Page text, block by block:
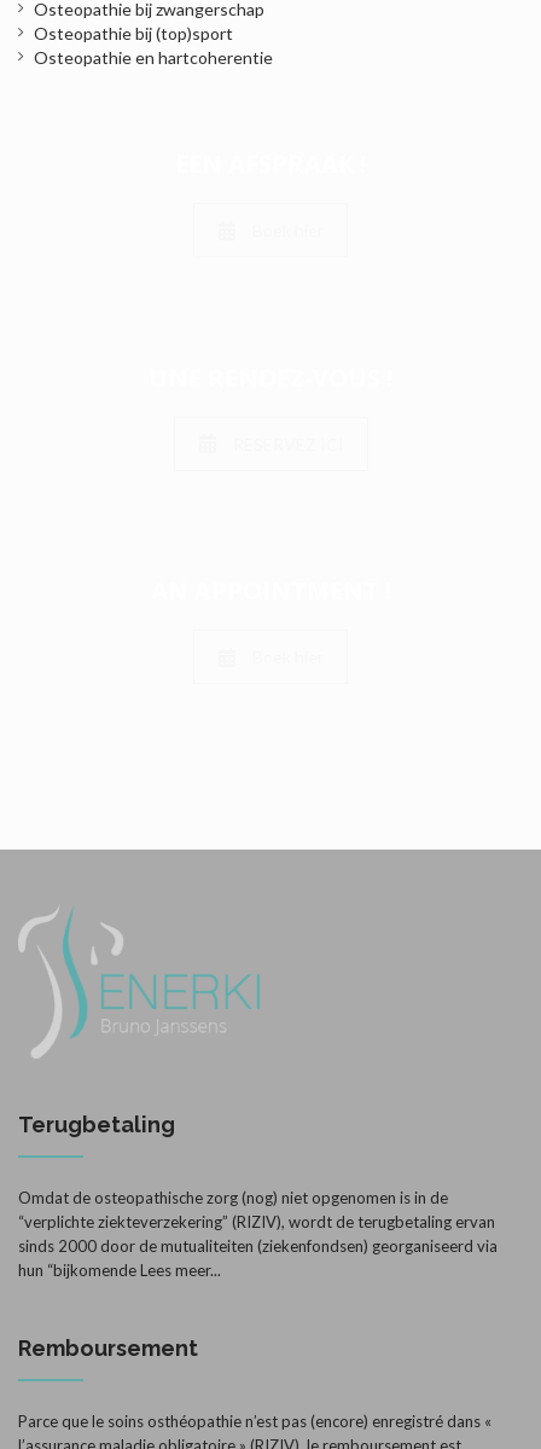
Osteopathie bij zwangerschap
Osteopathie bij (top)sport
Osteopathie en hartcoherentie
Terugbetaling
Omdat de osteopathische zorg (nog) niet opgenomen is in de
“verplichte ziekteverzekering” (RIZIV), wordt de terugbetaling ervan
sinds 2000 door de mutualiteiten (ziekenfondsen) georganiseerd via
hun “bijkomendeLees meer...
Remboursement
Parce que le soins osthéopathie n’est pas (encore) enregistré dans «
l’assurance maladie obligatoire » (RIZIV), le remboursement est